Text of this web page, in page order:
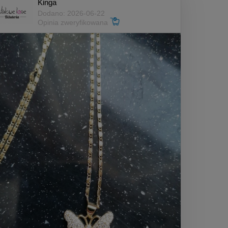
Kinga
Dodano: 2026-06-22
Opinia zweryfikowana